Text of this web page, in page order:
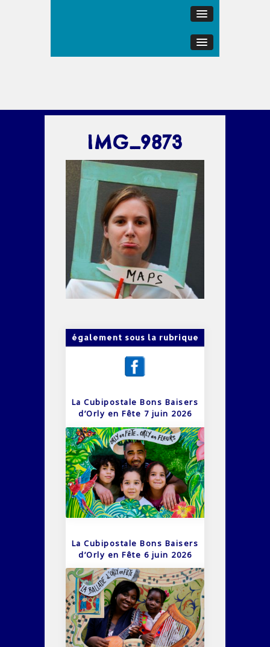
IMG_9873
également sous la rubrique
La Cubipostale Bons Baisers
d’Orly en Fête 7 juin 2026
La Cubipostale Bons Baisers
d’Orly en Fête 6 juin 2026